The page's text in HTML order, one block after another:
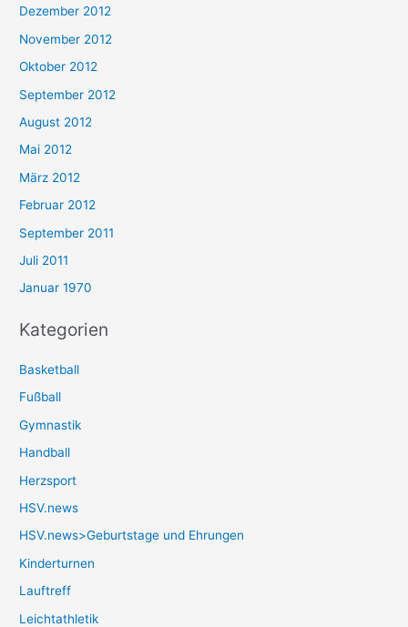
Dezember 2012
November 2012
Oktober 2012
September 2012
August 2012
Mai 2012
März 2012
Februar 2012
September 2011
Juli 2011
Januar 1970
Kategorien
Basketball
Fußball
Gymnastik
Handball
Herzsport
HSV.news
HSV.news>Geburtstage und Ehrungen
Kinderturnen
Lauftreff
Leichtathletik